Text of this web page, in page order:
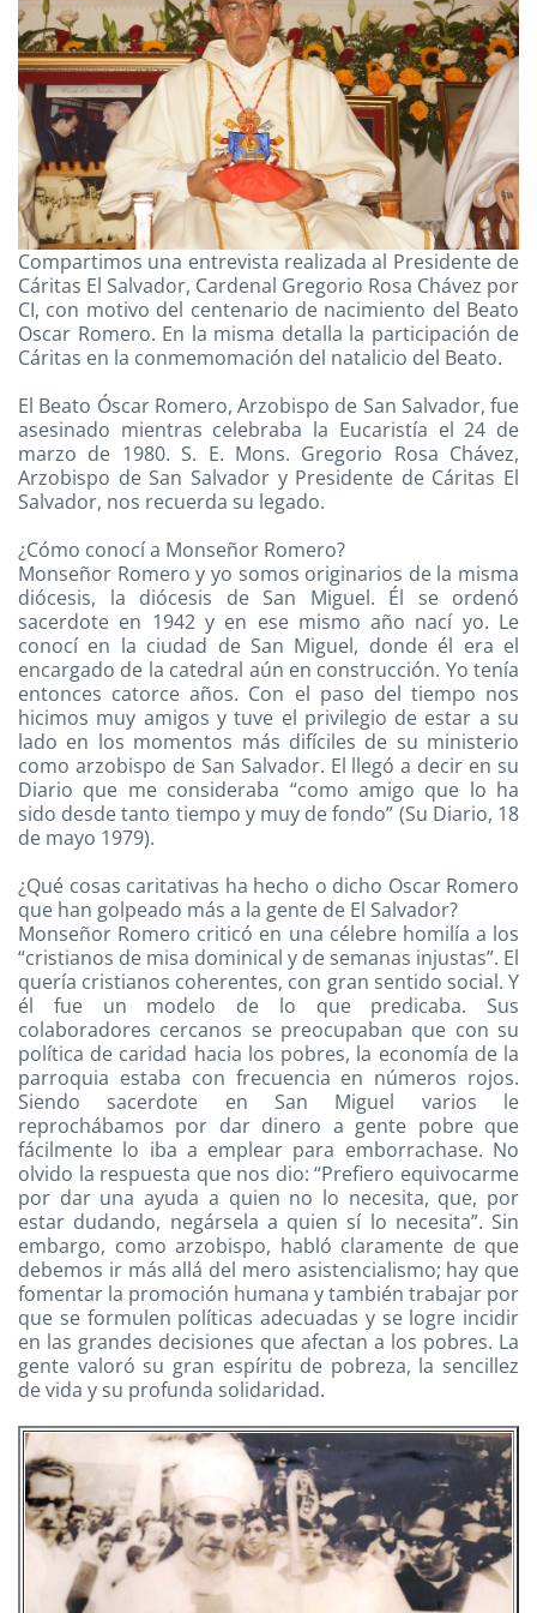
Compartimos una entrevista realizada al Presidente de
Cáritas El Salvador, Cardenal Gregorio Rosa Chávez por
CI, con motivo del centenario de nacimiento del Beato
Oscar Romero. En la misma detalla la participación de
Cáritas en la conmemomación del natalicio del Beato.
El Beato Óscar Romero, Arzobispo de San Salvador, fue
asesinado mientras celebraba la Eucaristía el 24 de
marzo de 1980. S. E. Mons. Gregorio Rosa Chávez,
Arzobispo de San Salvador y Presidente de Cáritas El
Salvador, nos recuerda su legado.
¿Cómo conocí a Monseñor Romero?
Monseñor Romero y yo somos originarios de la misma
diócesis, la diócesis de San Miguel. Él se ordenó
sacerdote en 1942 y en ese mismo año nací yo. Le
conocí en la ciudad de San Miguel, donde él era el
encargado de la catedral aún en construcción. Yo tenía
entonces catorce años. Con el paso del tiempo nos
hicimos muy amigos y tuve el privilegio de estar a su
lado en los momentos más difíciles de su ministerio
como arzobispo de San Salvador. El llegó a decir en su
Diario que me consideraba “como amigo que lo ha
sido desde tanto tiempo y muy de fondo” (Su Diario, 18
de mayo 1979).
¿Qué cosas caritativas ha hecho o dicho Oscar Romero
que han golpeado más a la gente de El Salvador?
Monseñor Romero criticó en una célebre homilía a los
“cristianos de misa dominical y de semanas injustas”. El
quería cristianos coherentes, con gran sentido social. Y
él fue un modelo de lo que predicaba. Sus
colaboradores cercanos se preocupaban que con su
política de caridad hacia los pobres, la economía de la
parroquia estaba con frecuencia en números rojos.
Siendo sacerdote en San Miguel varios le
reprochábamos por dar dinero a gente pobre que
fácilmente lo iba a emplear para emborrachase. No
olvido la respuesta que nos dio: “Prefiero equivocarme
por dar una ayuda a quien no lo necesita, que, por
estar dudando, negársela a quien sí lo necesita”. Sin
embargo, como arzobispo, habló claramente de que
debemos ir más allá del mero asistencialismo; hay que
fomentar la promoción humana y también trabajar por
que se formulen políticas adecuadas y se logre incidir
en las grandes decisiones que afectan a los pobres. La
gente valoró su gran espíritu de pobreza, la sencillez
de vida y su profunda solidaridad.